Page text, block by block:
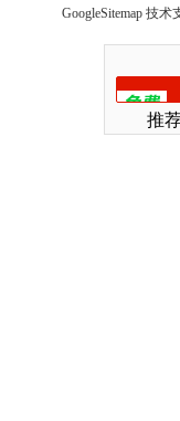
GoogleSitemap技术
推